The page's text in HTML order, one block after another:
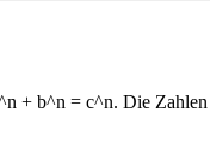
+ b^n = c^n. Die Zahlen